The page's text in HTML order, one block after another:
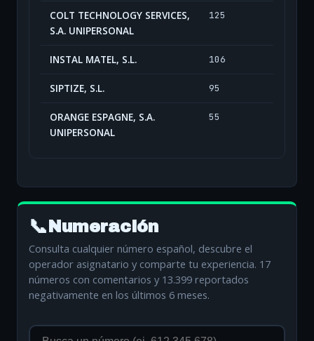
COLT TECHNOLOGY SERVICES,
S.A. UNIPERSONAL
125
INSTAL MATEL, S.L. 106
SIPTIZE, S.L. 95
ORANGE ESPAGNE, S.A.
UNIPERSONAL
55
📞 Numeración
Consulta cualquier número español, descubre el
operador asignatario y comparte tu experiencia. 17
números con comentarios y 13.399 reportados
negativamente en los últimos 6 meses.